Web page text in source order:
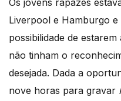
Liverpool e Hamburgo
possibilidade de
não tinham o
desejada. Dada a
nove horas para gravar